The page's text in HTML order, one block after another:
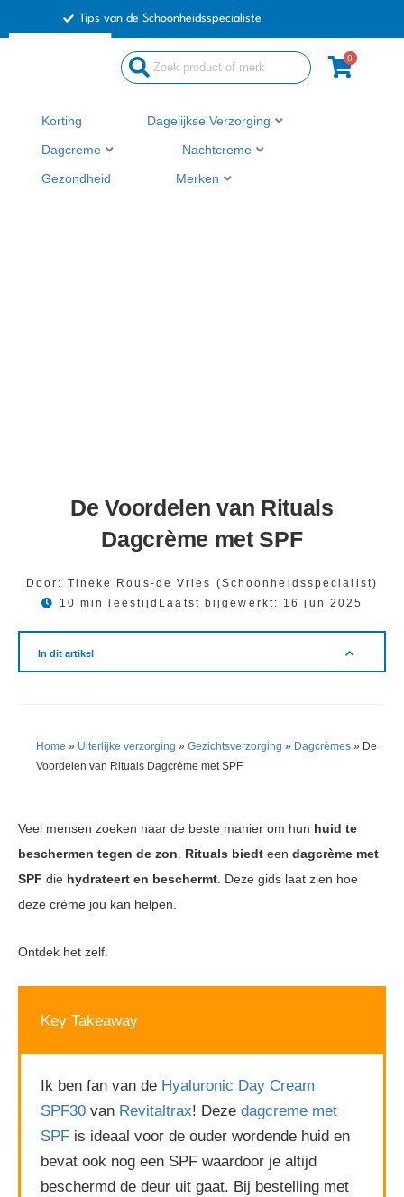
Tips van de Schoonheidsspecialiste
Search
...
0
Korting Dagelijkse Verzorging
Dagcreme Nachtcreme
Gezondheid Merken
De Voordelen van Rituals
Dagcrème met SPF
Door: Tineke Rous-de Vries (Schoonheidsspecialist)
10 min leestijd Laatst bijgewerkt: 16 jun 2025
In dit artikel
Home » Uiterlijke verzorging » Gezichtsverzorging » Dagcrèmes » De
Voordelen van Rituals Dagcrème met SPF
Veel mensen zoeken naar de beste manier om hun huid te
beschermen tegen de zon. Rituals biedt een dagcrème met
SPF die hydrateert en beschermt. Deze gids laat zien hoe
deze crème jou kan helpen.
Ontdek het zelf.
Key Takeaway
Ik ben fan van de Hyaluronic Day Cream
SPF30 van Revitaltrax! Deze dagcreme met
SPF is ideaal voor de ouder wordende huid en
bevat ook nog een SPF waardoor je altijd
beschermd de deur uit gaat. Bij bestelling met